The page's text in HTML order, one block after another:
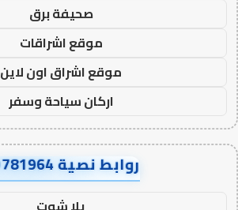
صحيفة برق
موقع اشراقات
موقع اشراق اون لاين
اركان سياحة وسفر
روابط نصية FD781964